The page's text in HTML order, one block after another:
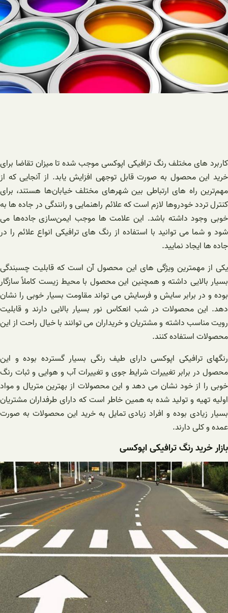
کاربرد های مختلف رنگ ترافیکی اپوکسی موجب شده تا میزان تقاضا برای
خرید این محصول به صورت قابل توجهی افزایش یابد. از آنجایی که از
مهم‌ترین راه‌ های ارتباطی بین شهرهای مختلف خیابان‌ها هستند، برای
کنترل تردد خودروها لازم است که علائم راهنمایی و رانندگی در جاده ها به
خوبی وجود داشته باشد. این علامت ها موجب ایمن‌سازی جاده‌ها می
شود و شما می توانید با استفاده از رنگ های ترافیکی انواع علائم را در
جاده ها ایجاد نمایید.
یکی از مهمترین ویژگی های این محصول آن است که قابلیت چسبندگی
بسیار بالایی داشته و همچنین این محصول با محیط زیست کاملاً سازگار
بوده و در برابر سایش و فرسایش می‌ تواند مقاومت بسیار خوبی را نشان
دهد. این محصولات در شب انعکاس نور بسیار بالایی دارند و قابلیت
رویت مناسب داشته و مشتریان و خریداران می توانند با خیال راحت از این
محصولات استفاده کنند.
رنگهای ترافیکی اپوکسی دارای طیف رنگی بسیار گسترده بوده و این
محصول در برابر تغییرات شرایط جوی و تغییرات آب و هوایی و ثبات رنگ
خوبی را از خود نشان می‌ دهد و این محصولات از بهترین متریال و مواد
اولیه تهیه و تولید شده به همین خاطر است که دارای طرفداران مشتریان
بسیار زیادی بوده و افراد زیادی تمایل به خرید این محصولات به صورت
عمده و کلی دارند.
بازار خرید رنگ ترافیکی اپوکسی